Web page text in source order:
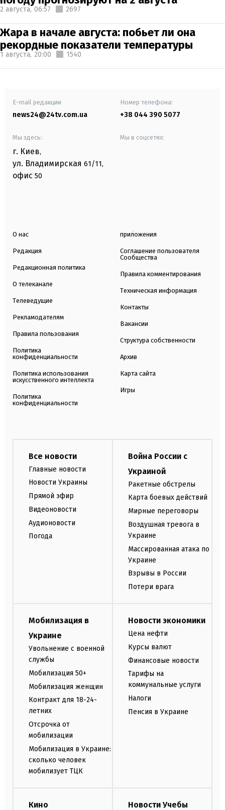
2 августа, 06:57 2697
Жара в начале августа: побьет ли она
рекордные показатели температуры
1 августа, 20:00 1540
E-mail редакции
news24@24tv.com.ua
Номер телефона:
+38 044 390 5077
Мы здесь:
г. Киев,
ул. Владимирская 61/11,
офис 50
Мы в соцсетях:
О нас
Редакция
Редакционная политика
О телеканале
Телеведущие
Рекламодателям
Правила пользования
Политика
конфиденциальности
Политика использования
искусственного интеллекта
Политика
конфиденциальности
приложения
Соглашение пользователя
Сообщества
Правила комментирования
Техническая информация
Контакты
Вакансии
Структура собственности
Архив
Карта сайта
Игры
Все новости
Главные новости
Новости Украины
Прямой эфир
Видеоновости
Аудионовости
Погода
Война России с
Украиной
Ракетные обстрелы
Карта боевых действий
Мирные переговоры
Воздушная тревога в
Украине
Массированная атака по
Украине
Взрывы в России
Потери врага
Мобилизация в
Украине
Увольнение с военной
службы
Мобилизация 50+
Мобилизация женщин
Контракт для 18-24-
летних
Отсрочка от
мобилизации
Мобилизация в Украине:
сколько человек
мобилизует ТЦК
Новости экономики
Цена нефти
Курсы валют
Финансовые новости
Тарифы на
коммунальные услуги
Налоги
Пенсия в Украине
Кино Новости Учебы